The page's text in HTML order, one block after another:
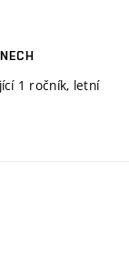
1 ročník, letní